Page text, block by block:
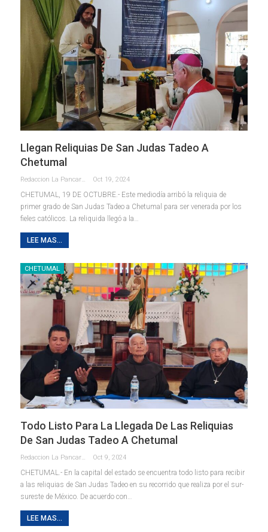
Llegan Reliquias De San Judas Tadeo A
Chetumal
Redaccion La Pancarta De Quintana Roo Oct 19, 2024
CHETUMAL, 19 DE OCTUBRE.- Este mediodía arribó la reliquia de
primer grado de San Judas Tadeo a Chetumal para ser venerada por los
fieles católicos. La reliquida llegó a la…
LEE MAS...
CHETUMAL
Todo Listo Para La Llegada De Las Reliquias
De San Judas Tadeo A Chetumal
Redaccion La Pancarta De Quintana Roo Oct 9, 2024
CHETUMAL.- En la capital del estado se encuentra todo listo para recibir
a las reliquias de San Judas Tadeo en su recorrido que realiza por el sur-
sureste de México. De acuerdo con…
LEE MAS...